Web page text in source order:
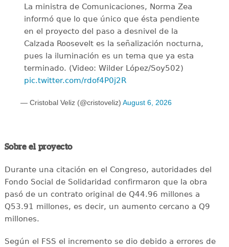
La ministra de Comunicaciones, Norma Zea
informó que lo que único que ésta pendiente
en el proyecto del paso a desnivel de la
Calzada Roosevelt es la señalización nocturna,
pues la iluminación es un tema que ya esta
terminado. (Video: Wilder López/Soy502)
pic.twitter.com/rdof4P0j2R
— Cristobal Veliz (@cristoveliz) August 6, 2026
Sobre el proyecto
Durante una citación en el Congreso, autoridades del
Fondo Social de Solidaridad confirmaron que la obra
pasó de un contrato original de Q44.96 millones a
Q53.91 millones, es decir, un aumento cercano a Q9
millones.
Según el FSS el incremento se dio debido a errores de